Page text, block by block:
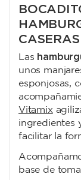
CASERAS
Las
unos
esponjosas,
Vitamix
ingredientes
facilitar la
base de